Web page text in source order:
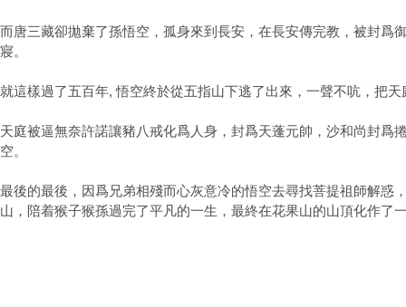
而唐三藏卻拋棄了孫悟空，孤身來到長安，在長安傳完教，被封爲
寢。
就這樣過了五百年, 悟空終於從五指山下逃了出來，一聲不吭，把
天庭被逼無奈許諾讓豬八戒化爲人身，封爲天蓬元帥，沙和尚封爲
空。
最後的最後，因爲兄弟相殘而心灰意冷的悟空去尋找菩提祖師解惑
山，陪着猴子猴孫過完了平凡的一生，最終在花果山的山頂化作了